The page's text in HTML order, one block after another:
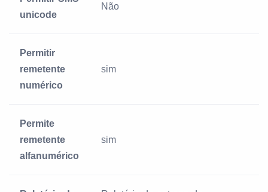
unicode
Não
Permitir
remetente
numérico
sim
Permite
remetente
alfanumérico
sim